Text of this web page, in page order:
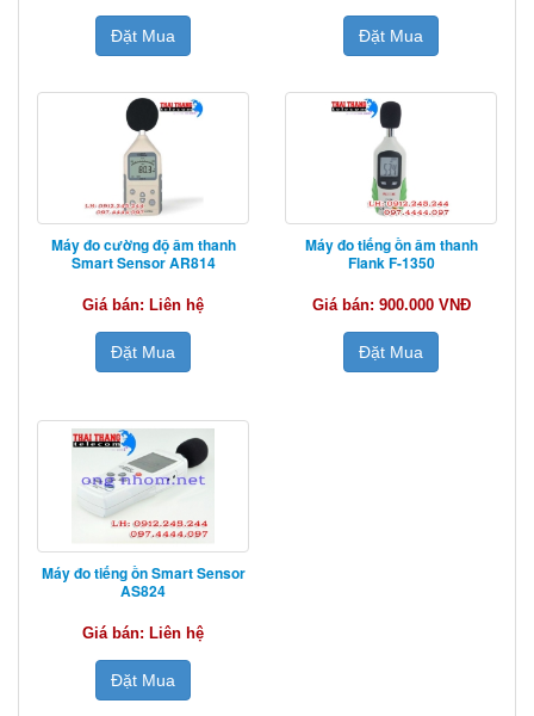
Đặt Mua Đặt Mua
Máy đo cường độ âm thanh
Smart Sensor AR814
Giá bán: Liên hệ
Đặt Mua
Máy đo tiếng ồn âm thanh
Flank F-1350
Giá bán: 900.000 VNĐ
Đặt Mua
Máy đo tiếng ồn Smart Sensor
AS824
Giá bán: Liên hệ
Đặt Mua